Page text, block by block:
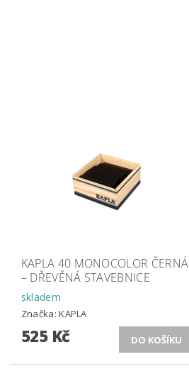
KAPLA 40 MONOCOLOR ČERNÁ
– DŘEVĚNÁ STAVEBNICE
skladem
Značka:KAPLA
525 Kč